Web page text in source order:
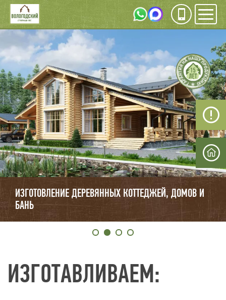
Инфо
ИЗГОТОВЛЕНИЕ
ДЕРЕВЯННЫХ
КОТЕДЖЕЙ, ДОМОВ,
БАНЬ
ИЗГОТОВЛЕНИЕ ДЕРЕВЯННЫХ КОТТЕДЖЕЙ, ДОМОВ И
БАНЬ
ИЗГОТАВЛИВАЕМ: